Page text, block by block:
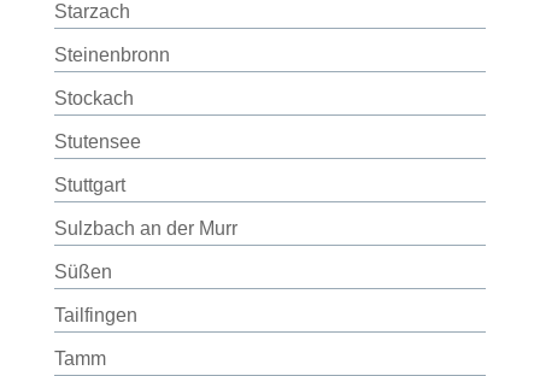
Starzach
Steinenbronn
Stockach
Stutensee
Stuttgart
Sulzbach an der Murr
Süßen
Tailfingen
Tamm